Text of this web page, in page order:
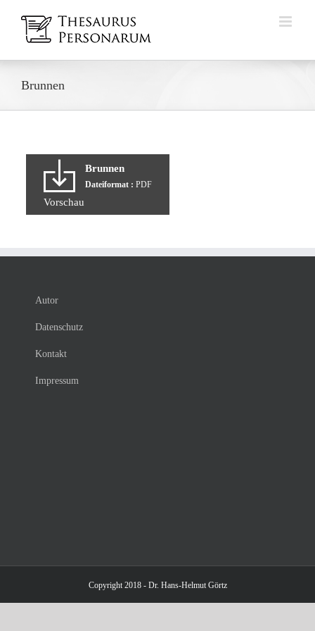
Inhalt
springen
Brunnen
Brunnen
Dateiformat : PDF
Vorschau
Autor
Datenschutz
Kontakt
Impressum
Copyright 2018 - Dr. Hans-Helmut Görtz